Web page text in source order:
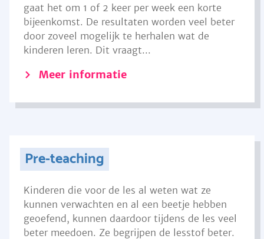
gaat het om 1 of 2 keer per week een korte
bijeenkomst. De resultaten worden veel beter
door zoveel mogelijk te herhalen wat de
kinderen leren. Dit vraagt...
Meer informatie
Pre-teaching
Kinderen die voor de les al weten wat ze
kunnen verwachten en al een beetje hebben
geoefend, kunnen daardoor tijdens de les veel
beter meedoen. Ze begrijpen de lesstof beter.